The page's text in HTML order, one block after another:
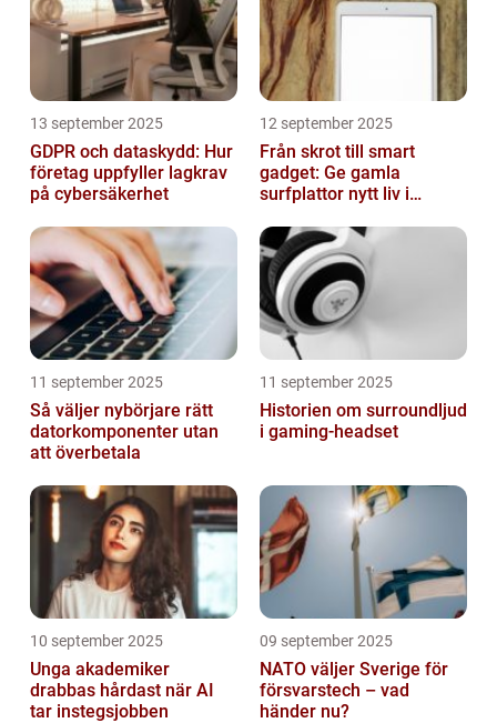
13 september 2025
GDPR och dataskydd: Hur
företag uppfyller lagkrav
på cybersäkerhet
12 september 2025
Från skrot till smart
gadget: Ge gamla
surfplattor nytt liv i
11 september 2025
Så väljer nybörjare rätt
datorkomponenter utan
att överbetala
11 september 2025
Historien om surroundljud
i gaming-headset
10 september 2025
Unga akademiker
drabbas hårdast när AI
tar instegsjobben
09 september 2025
NATO väljer Sverige för
försvarstech – vad
händer nu?